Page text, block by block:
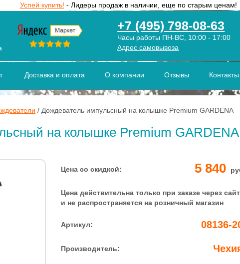
Успей купить! - Лидеры продаж в наличии, еще по старым ценам!
+7 (495) 798-08-63
Часы работы ПН-ВС, 10:00 - 17:00
Адрес самовывоза
Доставка и оплата О компании Отзывы Контакты
/ Дождеватель импульсный на колышке Premium GARDENA
на колышке Premium
Цена со скидкой: 5 840
Цена действительна только при заказе через сайт
и не распространяется на розничный магазин
Артикул: 08136-
Производитель: